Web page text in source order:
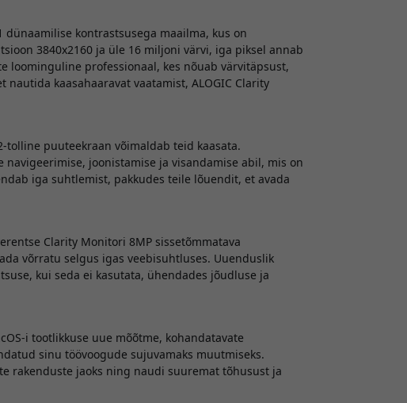
dünaamilise kontrastsusega maailma, kus on
3840x2160 ja üle 16 miljoni värvi, iga piksel annab
loominguline professionaal, kes nõuab värvitäpsust,
kaasahaaravat vaatamist, ALOGIC Clarity
puuteekraan võimaldab teid kaasata.
joonistamise ja visandamise abil, mis on
iga suhtlemist, pakkudes teile lõuendit, et avada
Clarity Monitori 8MP sissetõmmatava
võrratu selgus igas veebisuhtluses. Uuenduslik
kui seda ei kasutata, ühendades jõudluse ja
i tootlikkuse uue mõõtme, kohandatavate
sinu töövoogude sujuvamaks muutmiseks.
rakenduste jaoks ning naudi suuremat tõhusust ja